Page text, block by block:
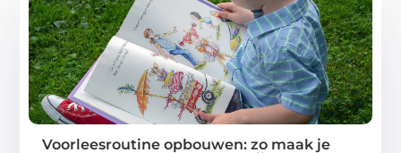
Voorleesroutine opbouwen: zo maak je